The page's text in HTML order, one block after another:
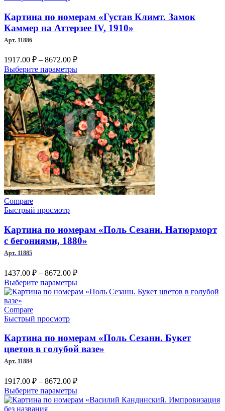
Картина по номерам «Густав Климт. Замок
Каммер на Аттерзее IV, 1910»
Арт. 11886
1917.00 ₽ – 8672.00 ₽Диапазон
цен:
1917.00 ₽
–
8672.00 ₽
Выберите параметрыЭтот
товар
имеет
несколько
вариаций.
Опции
можно
выбрать
на
странице
товара.
Compare
Быстрый просмотр
Картина по номерам «Поль Сезанн. Натюрморт
с бегониями, 1880»
Арт. 11885
1437.00 ₽ – 8672.00 ₽Диапазон
цен:
1437.00 ₽
Выберите параметрыЭтот
товар
можно
выбрать
на
Compare
Быстрый просмотр
Картина по номерам «Поль Сезанн. Букет
цветов в голубой вазе»
Арт. 11884
1917.00 ₽ – 8672.00 ₽Диапазон
цен:
1917.00 ₽
Выберите параметрыЭтот
товар